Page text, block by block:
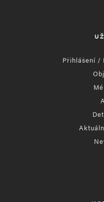
Přihlášení /